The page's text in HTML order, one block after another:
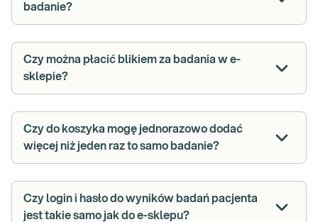
badanie?
Czy można płacić blikiem za badania w e-
sklepie?
Czy do koszyka mogę jednorazowo dodać
więcej niż jeden raz to samo badanie?
Czy login i hasło do wyników badań pacjenta
jest takie samo jak do e-sklepu?